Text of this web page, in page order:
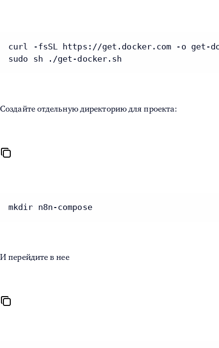
curl -fsSL https://get.docker.com -o get-
sudo sh ./get-docker.sh
Создайте отдельную директорию для проекта:
mkdir n8n-compose
И перейдите в нее